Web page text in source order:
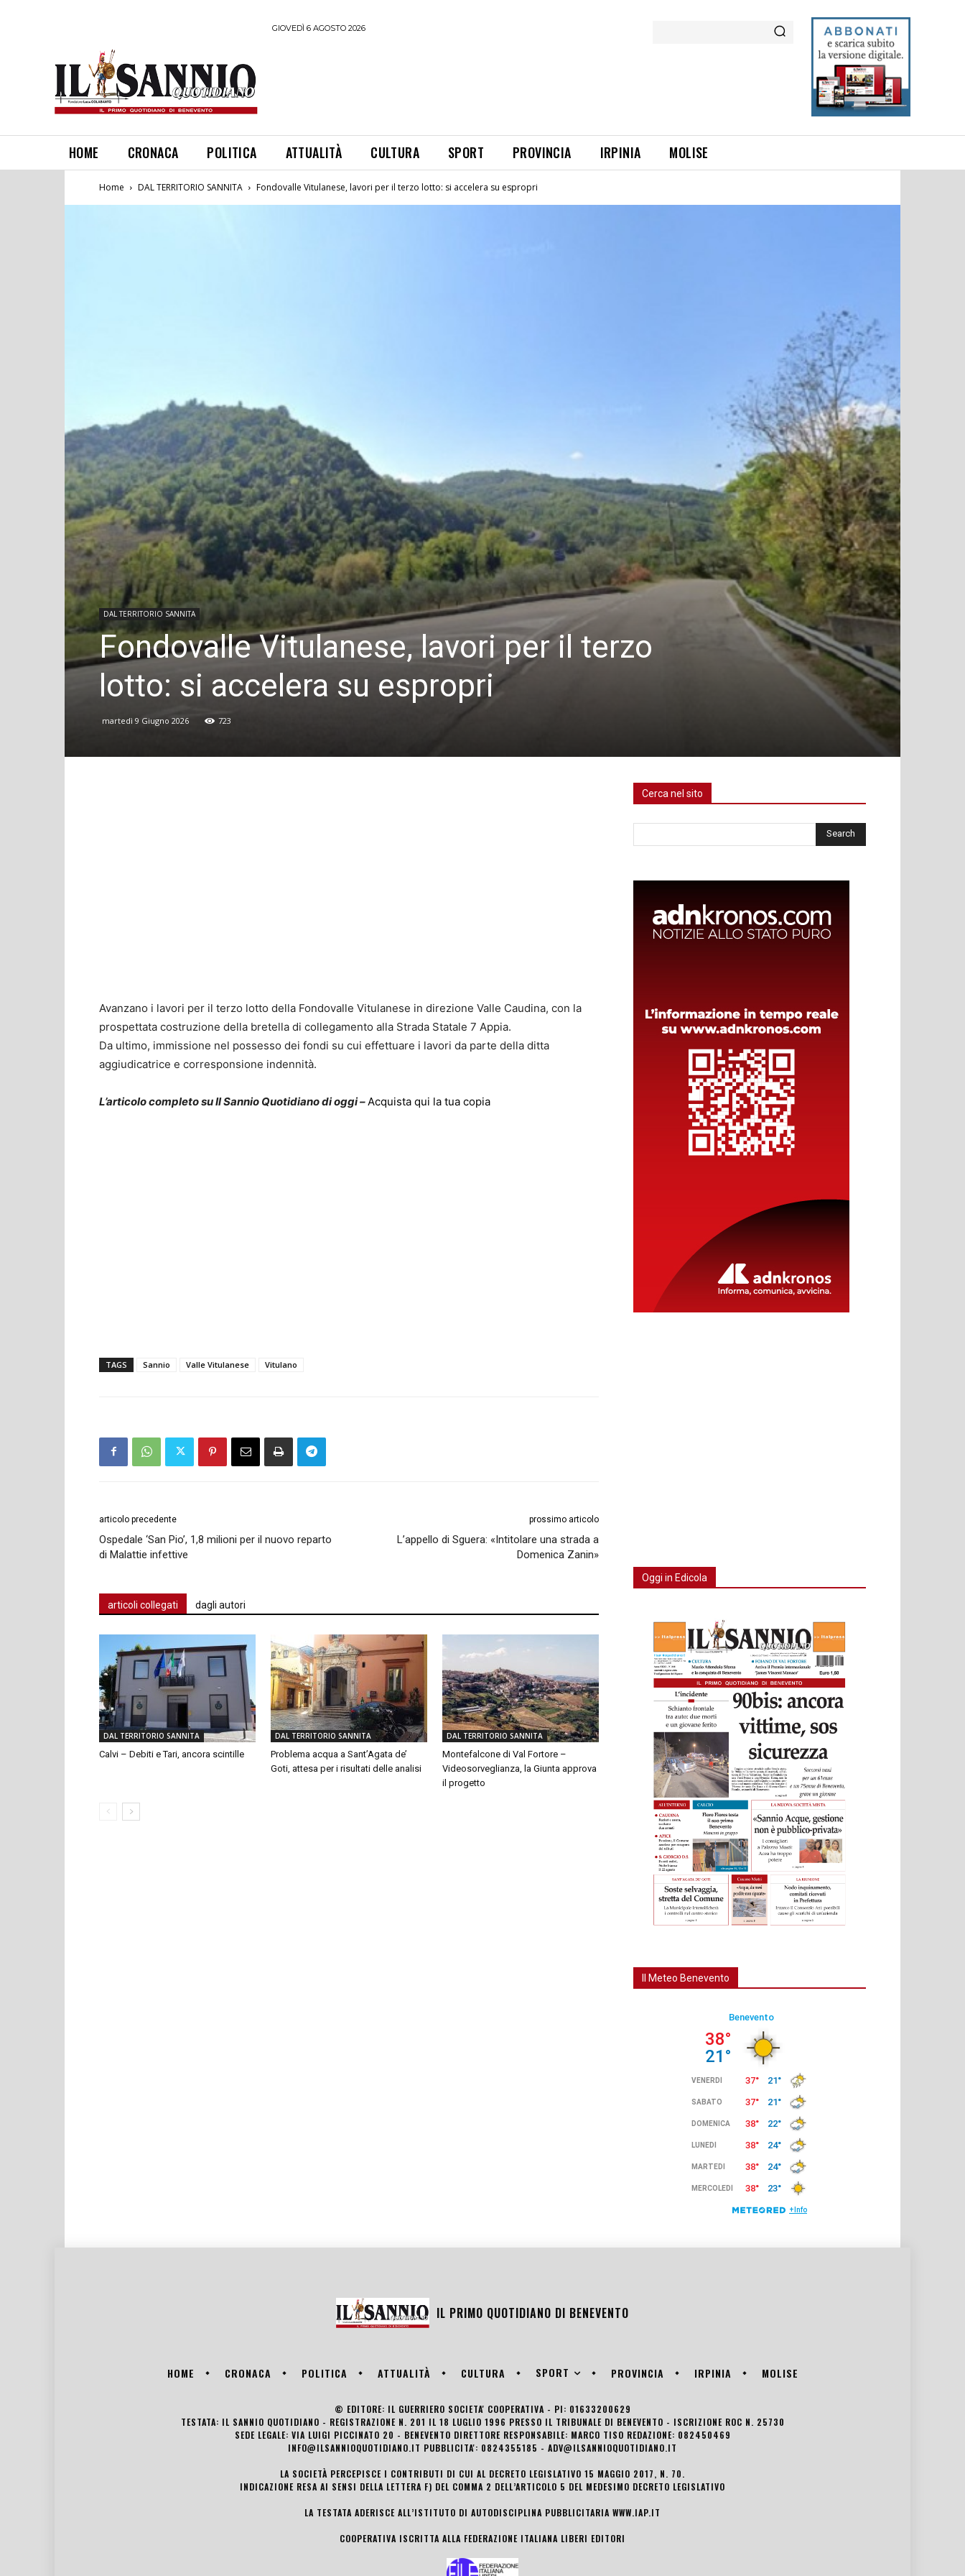
GIOVEDÌ 6 AGOSTO 2026
HOME CRONACA POLITICA ATTUALITÀ CULTURA SPORT PROVINCIA IRPINIA MOLISE
Home DAL TERRITORIO SANNITA Fondovalle Vitulanese, lavori per il terzo lotto: si accelera su espropri
DAL TERRITORIO SANNITA
Fondovalle Vitulanese, lavori per il terzo
lotto: si accelera su espropri
martedì 9 Giugno 2026 723
Avanzano i lavori per il terzo lotto della Fondovalle Vitulanese in direzione Valle Caudina, con la
prospettata costruzione della bretella di collegamento alla Strada Statale 7 Appia.
Da ultimo, immissione nel possesso dei fondi su cui effettuare i lavori da parte della ditta
aggiudicatrice e corresponsione indennità.
L’articolo completo su Il Sannio Quotidiano di oggi –Acquista qui la tua copia
TAGS Sannio Valle Vitulanese Vitulano
articolo precedente
Ospedale ‘San Pio’, 1,8 milioni per il nuovo reparto
di Malattie infettive
prossimo articolo
L’appello di Sguera: «Intitolare una strada a
Domenica Zanin»
articoli collegati dagli autori
DAL TERRITORIO SANNITA
Calvi – Debiti e Tari, ancora scintille
DAL TERRITORIO SANNITA
Problema acqua a Sant’Agata de’
Goti, attesa per i risultati delle analisi
DAL TERRITORIO SANNITA
Montefalcone di Val Fortore –
Videosorveglianza, la Giunta approva
il progetto
Cerca nel sito
Oggi in Edicola
Il Meteo Benevento
IL PRIMO QUOTIDIANO DI BENEVENTO
HOME CRONACA POLITICA ATTUALITÀ CULTURA SPORT PROVINCIA IRPINIA MOLISE
© EDITORE: IL GUERRIERO SOCIETA' COOPERATIVA - PI: 01633200629
TESTATA: IL SANNIO QUOTIDIANO - REGISTRAZIONE N. 201 IL 18 LUGLIO 1996 PRESSO IL TRIBUNALE DI BENEVENTO - ISCRIZIONE ROC N. 25730
SEDE LEGALE: VIA LUIGI PICCINATO 20 - BENEVENTO DIRETTORE RESPONSABILE: MARCO TISO REDAZIONE: 082450469
INFO@ILSANNIOQUOTIDIANO.IT PUBBLICITA': 0824355185 - ADV@ILSANNIOQUOTIDIANO.IT
LA SOCIETÀ PERCEPISCE I CONTRIBUTI DI CUI AL DECRETO LEGISLATIVO 15 MAGGIO 2017, N. 70.
INDICAZIONE RESA AI SENSI DELLA LETTERA F) DEL COMMA 2 DELL’ARTICOLO 5 DEL MEDESIMO DECRETO LEGISLATIVO
LA TESTATA ADERISCE ALL’ISTITUTO DI AUTODISCIPLINA PUBBLICITARIA WWW.IAP.IT
COOPERATIVA ISCRITTA ALLA FEDERAZIONE ITALIANA LIBERI EDITORI